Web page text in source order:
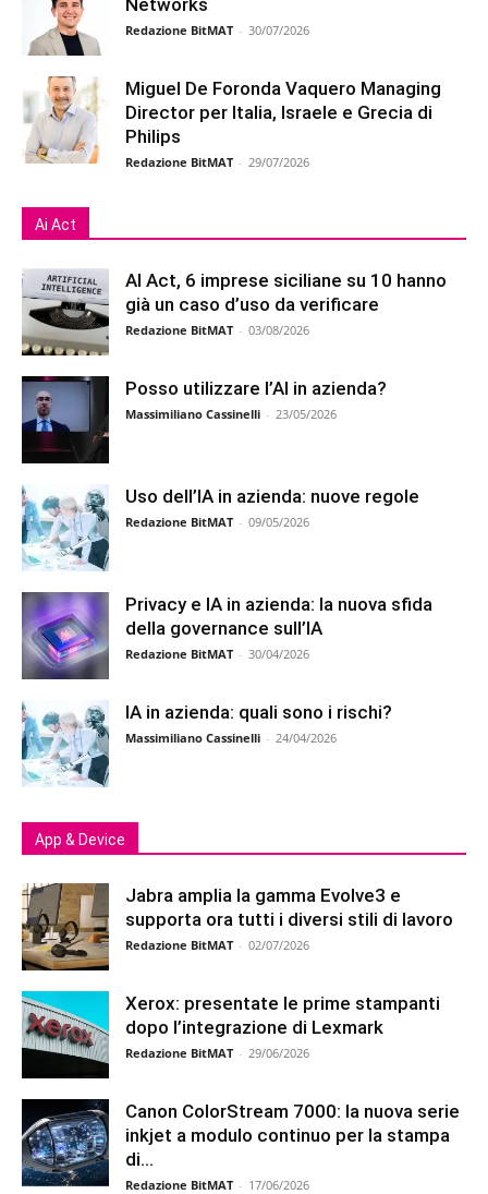
Redazione BitMAT - 30/07/2026
Miguel De Foronda Vaquero Managing
Director per Italia, Israele e Grecia di
Philips
Redazione BitMAT - 29/07/2026
Ai Act
AI Act, 6 imprese siciliane su 10 hanno
già un caso d’uso da verificare
Redazione BitMAT - 03/08/2026
Posso utilizzare l’AI in azienda?
Massimiliano Cassinelli - 23/05/2026
Uso dell’IA in azienda: nuove regole
Redazione BitMAT - 09/05/2026
Privacy e IA in azienda: la nuova sfida
della governance sull’IA
Redazione BitMAT - 30/04/2026
IA in azienda: quali sono i rischi?
Massimiliano Cassinelli - 24/04/2026
App & Device
Jabra amplia la gamma Evolve3 e
supporta ora tutti i diversi stili di lavoro
Redazione BitMAT - 02/07/2026
Xerox: presentate le prime stampanti
dopo l’integrazione di Lexmark
Redazione BitMAT - 29/06/2026
Canon ColorStream 7000: la nuova serie
inkjet a modulo continuo per la stampa
di...
Redazione BitMAT - 17/06/2026